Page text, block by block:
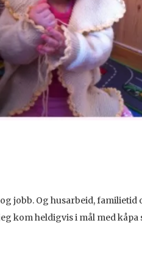
jobb. Og husarbeid, familietid
kom heldigvis i mål med kåpa